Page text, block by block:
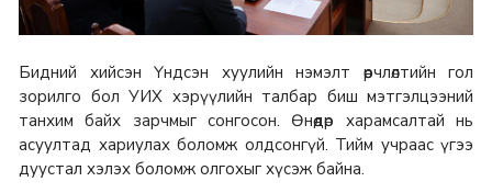
Бидний хийсэн Үндсэн хуулийн нэмэлт өөрчлөлтийн гол
зорилго бол УИХ хэрүүлийн талбар биш мэтгэлцээний
танхим байх зарчмыг сонгосон. Өнөөдөр харамсалтай нь
асуултад хариулах боломж олдсонгүй. Тийм учраас үгээ
дуустал хэлэх боломж олгохыг хүсэж байна.